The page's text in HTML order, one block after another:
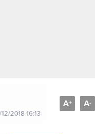
2018 16:13
A+ A-